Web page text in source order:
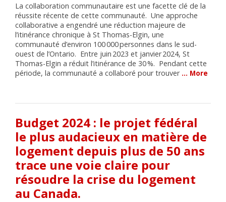
La collaboration communautaire est une facette clé de la
réussite récente de cette communauté. Une approche
collaborative a engendré une réduction majeure de
l’itinérance chronique à St Thomas-Elgin, une
communauté d’environ 100 000 personnes dans le sud-
ouest de l’Ontario. Entre juin 2023 et janvier 2024, St
Thomas-Elgin a réduit l’itinérance de 30 %. Pendant cette
période, la communauté a collaboré pour trouver … More
Budget 2024 : le projet fédéral
le plus audacieux en matière de
logement depuis plus de 50 ans
trace une voie claire pour
résoudre la crise du logement
au Canada.